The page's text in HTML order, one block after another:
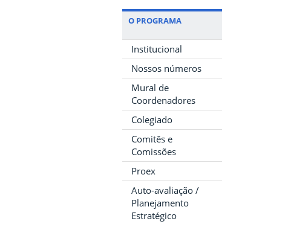
O PROGRAMA
Institucional
Nossos números
Mural de
Coordenadores
Colegiado
Comitês e
Comissões
Proex
Auto-avaliação /
Planejamento
Estratégico